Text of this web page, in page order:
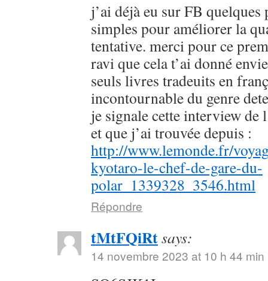
j’ai déjà eu sur FB quelques
simples pour améliorer la
tentative. merci pour ce
ravi que cela t’ai donné
seuls livres tradeuits en
incontournable du genre
je signale cette interview de
et que j’ai trouvée depuis :
http://www.lemonde.fr/
kyotaro-le-chef-de-gare-du-
polar_1339328_3546.html
Répondre
tMtFQiRtsays:
14 novembre 2023 at 10 h 44 min